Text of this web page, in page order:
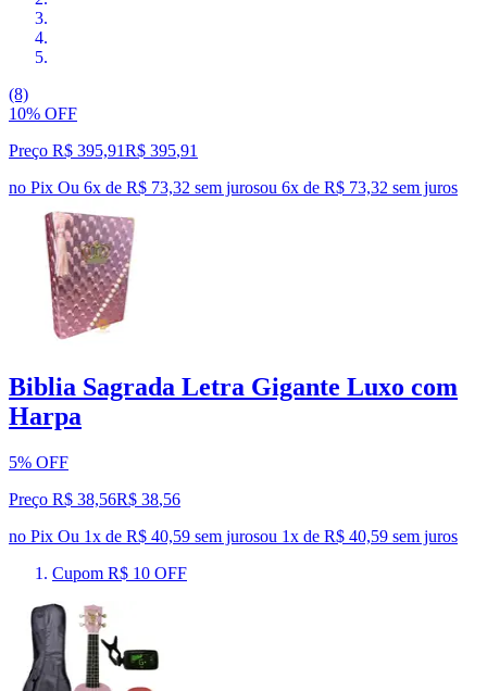
(8)
10% OFF
Preço R$ 395,91R$ 395,91
no Pix Ou 6x de R$ 73,32 sem jurosou 6x de R$ 73,32 sem juros
Biblia Sagrada Letra Gigante Luxo com
Harpa
5% OFF
Preço R$ 38,56R$ 38,56
no Pix Ou 1x de R$ 40,59 sem jurosou 1x de R$ 40,59 sem juros
Cupom R$ 10 OFF